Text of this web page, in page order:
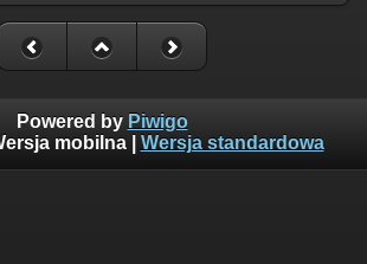
Powered by Piwigo
mobilna| Wersja standardowa